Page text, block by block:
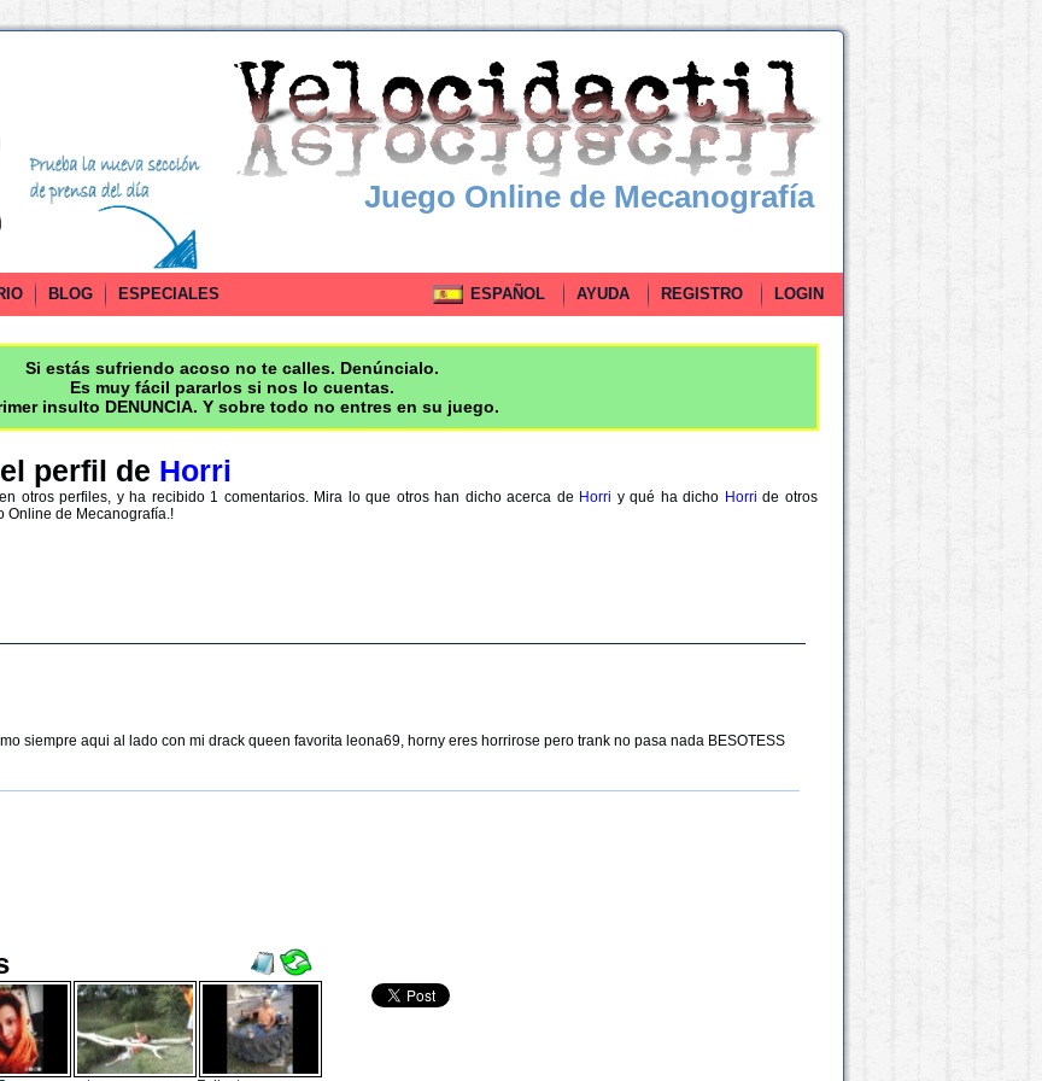
Juego Online de Mecanografía
BLOG ESPECIALES ESPAÑOL AYUDA REGISTRO LOGIN
Si estás sufriendo acoso no te calles. Denúncialo.
Es muy fácil pararlos si nos lo cuentas.
insulto DENUNCIA. Y sobre todo no entres en su juego.
perfil de Horri
otros perfiles, y ha recibido 1 comentarios. Mira lo que otros han dicho acerca de Horri y qué ha dicho Horri de otros
Online de Mecanografía.!
siempre aqui al lado con mi drack queen favorita leona69, horny eres horrirose pero trank no pasa nada BESOTESS